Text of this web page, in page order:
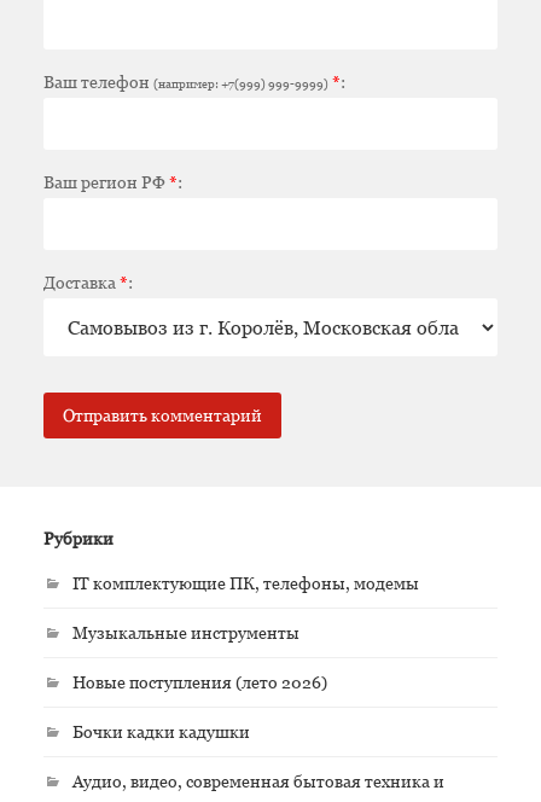
Ваш телефон (например: +7(999) 999-9999) *:
Ваш регион РФ*:
Доставка *:
Рубрики
IT комплектующие ПК, телефоны, модемы
Музыкальные инструменты
Новые поступления (лето 2026)
Бочки кадки кадушки
Аудио, видео, современная бытовая техника и